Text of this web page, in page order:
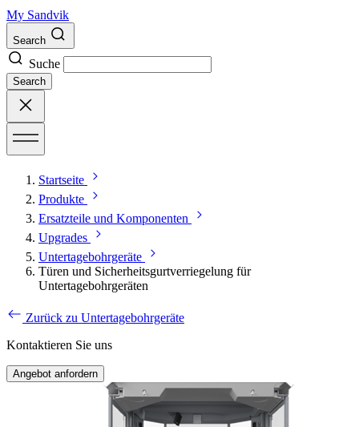
My Sandvik
Search
Suche
Search
Startseite
Produkte
Ersatzteile und Komponenten
Upgrades
Untertagebohrgeräte
Türen und Sicherheitsgurtverriegelung für
Untertagebohrgeräten
Zurück zu Untertagebohrgeräte
Kontaktieren Sie uns
Angebot anfordern